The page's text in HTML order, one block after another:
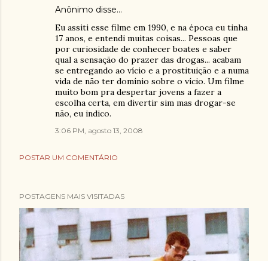
Anônimo disse…
Eu assiti esse filme em 1990, e na época eu tinha
17 anos, e entendi muitas coisas... Pessoas que
por curiosidade de conhecer boates e saber
qual a sensação do prazer das drogas... acabam
se entregando ao vício e a prostituição e a numa
vida de não ter domínio sobre o vício. Um filme
muito bom pra despertar jovens a fazer a
escolha certa, em divertir sim mas drogar-se
não, eu indico.
3:06 PM, agosto 13, 2008
POSTAR UM COMENTÁRIO
POSTAGENS MAIS VISITADAS